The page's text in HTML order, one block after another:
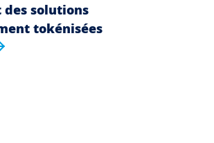
solutions
tokénisées